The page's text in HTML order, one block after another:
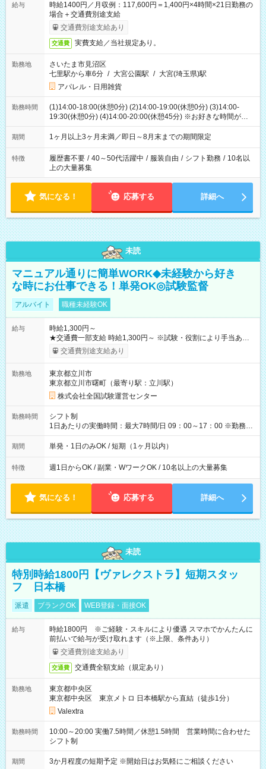
給与
時給1400円／月収例：117,600円＝1,400円×4時間×21日勤務の
場合＋交通費別途支給
交通費別途支給あり
交通費 実費支給／当社規定あり。
勤務地
さいたま市見沼区
七里駅から車6分 / 大宮公園駅 / 大宮(埼玉県)駅
アパレル・日用雑貨
勤務時間
(1)14:00-18:00(休憩0分) (2)14:00-19:00(休憩0分) (3)14:00-
19:30(休憩0分) (4)14:00-20:00(休憩45分) ※お好きな時間が選べ
ます
期間 1ヶ月以上3ヶ月未満／即日～8月末までの期間限定
特徴 履歴書不要 / 40～50代活躍中 / 服装自由 / シフト勤務 / 10名以
上の大量募集
気になる！ 応募する 詳細へ
未読
マニュアル通りに簡単WORK◆未経験から好き
な時にお仕事できる！単発OK◎試験監督
アルバイト 職種未経験OK
給与
時給1,300円～
★交通費一部支給 時給1,300円～ ※試験・役割により手当あり
※勤務回数により昇給あり 【即給（前払い）オプションあ
り！】 希望される場合、勤務から1週間ほどで給与の一部を受け
例】 ・河合塾模擬試験 8:30～17:30（休憩1時間） 時給1,300円
×8時間＝日収10,400円＋交通費 ※当日の役割により時給＋100
円の場合あり ・国家試験 7:00～13:30（休憩なし） 時給1,300
円（役割手当＋100円）×6時間＝日収8,400円＋交通費 【試用期
間】試用期間なし
交通費別途支給あり
勤務地
東京都立川市
東京都立川市曙町（最寄り駅：立川駅）
株式会社全国試験運営センター
勤務時間
シフト制
1日あたりの実働時間：最大7時間/日 09：00～17：00 ※勤務時
間は 試験により異なります。
期間 単発・1日のみOK / 短期（1ヶ月以内）
特徴 週1日からOK / 副業・WワークOK / 10名以上の大量募集
気になる！ 応募する 詳細へ
未読
特別時給1800円【ヴァレクストラ】短期スタッ
フ 日本橋
派遣 ブランクOK WEB登録・面接OK
給与
時給1800円 ※ご経験・スキルにより優遇 スマホでかんたんに
前払いで給与が受け取れます（※上限、条件あり）
交通費別途支給あり
交通費 交通費全額支給（規定あり）
勤務地
東京都中央区
東京都中央区 東京メトロ 日本橋駅から直結（徒歩1分）
Valextra
勤務時間
10:00～20:00 実働7.5時間／休憩1.5時間 営業時間に合わせた
シフト制
期間 3か月程度の短期予定 ※開始日はお気軽にご相談ください